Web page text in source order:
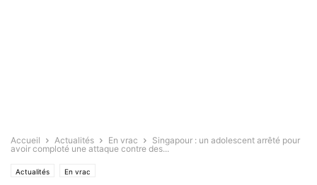
Accueil Actualités En vrac
Singapour : un adolescent arrêté pour
avoir comploté une attaque contre des...
Actualités En vrac